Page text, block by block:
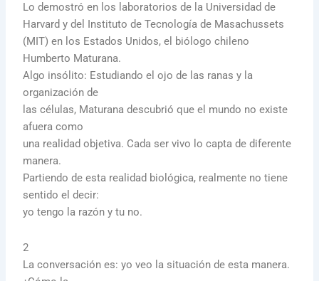
Lo demostró en los laboratorios de la Universidad de
Harvard y del Instituto de Tecnología de Masachussets
(MIT) en los Estados Unidos, el biólogo chileno
Humberto Maturana.
Algo insólito: Estudiando el ojo de las ranas y la
organización de
las células, Maturana descubrió que el mundo no existe
afuera como
una realidad objetiva. Cada ser vivo lo capta de diferente
manera.
Partiendo de esta realidad biológica, realmente no tiene
sentido el decir:
yo tengo la razón y tu no.
2
La conversación es: yo veo la situación de esta manera.